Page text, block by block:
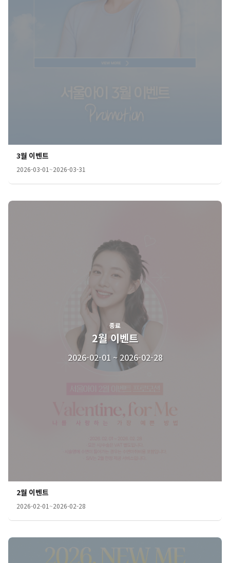
3월 이벤트
2026-03-01~2026-03-31
종료
2월 이벤트
2026-02-01 ~ 2026-02-28
2월 이벤트
2026-02-01~2026-02-28